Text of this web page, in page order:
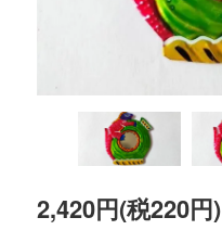
2,420円(税220円)